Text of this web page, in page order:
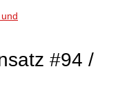
#94 /